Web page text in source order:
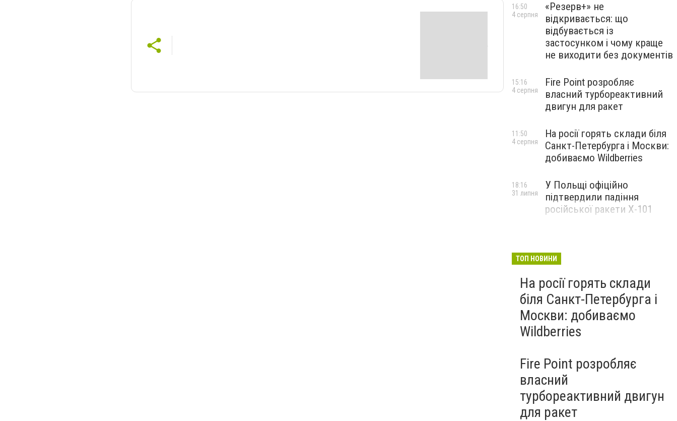
«Резерв+» не
відкривається: що
відбувається із
застосунком і чому краще
не виходити без документів
16:50
4 серпня
Fire Point розробляє
власний турбореактивний
двигун для ракет
15:16
4 серпня
На росії горять склади біля
Санкт-Петербурга і Москви:
добиваємо Wildberries
11:50
4 серпня
У Польщі офіційно
підтвердили падіння
російської ракети Х-101
18:16
31 липня
ТОП НОВИНИ
На росії горять склади
біля Санкт-Петербурга і
Москви: добиваємо
Wildberries
Fire Point розробляє
власний
турбореактивний двигун
для ракет